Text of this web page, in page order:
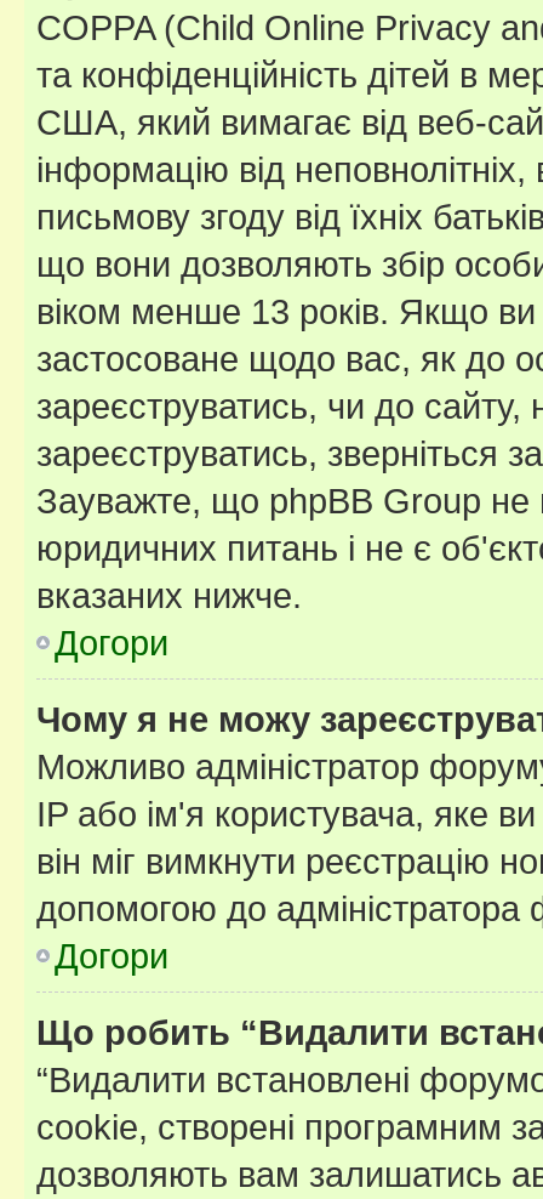
COPPA (Child Online Privacy
та конфіденційність дітей в
США, який вимагає від веб-
інформацію від
письмову згоду від їхніх
що вони дозволяють збір
віком менше 13 років. Якщо
застосоване щодо вас, як до
зареєструватись, чи до
зареєструватись, зверніться
Зауважте, що phpBB Group не
юридичних питань і не є
вказаних нижче.
Догори
Чому я не можу
Можливо адміністратор
IP або ім'я користувача, яке
він міг вимкнути реєстрацію
допомогою до адміністратора
Догори
Що робить “Видалити
“Видалити встановлені
cookie, створені програмним
дозволяють вам залишатись